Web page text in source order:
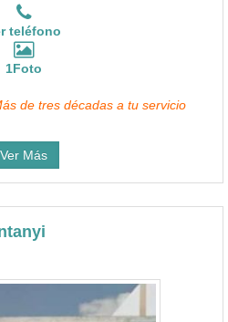
teléfono
1Foto
de tres décadas a tu servicio
Ver Más